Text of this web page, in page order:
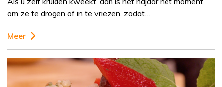
om ze te drogen of in te vriezen, zodat…
Meer